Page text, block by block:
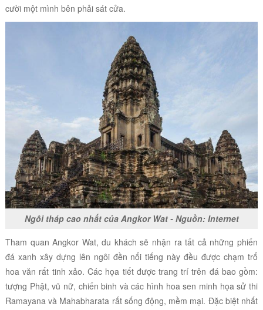
cười một mình bên phải sát cửa.
Ngôi tháp cao nhất của Angkor Wat - Nguồn: Internet
Tham quan Angkor Wat, du khách sẽ nhận ra tất cả những phiến
đá xanh xây dựng lên ngôi đền nổi tiếng này đều được chạm trổ
hoa văn rất tinh xảo. Các họa tiết được trang trí trên đá bao gồm:
tượng Phật, vũ nữ, chiến binh và các hình hoa sen minh họa sử thi
Ramayana và Mahabharata rất sống động, mềm mại. Đặc biệt nhất